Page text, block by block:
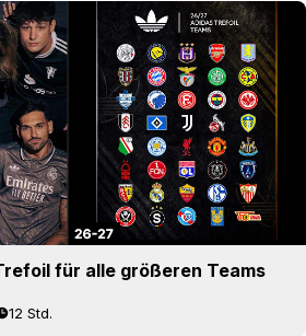
für alle größeren Teams
12 Std.